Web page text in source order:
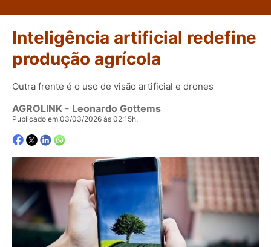
Inteligência artificial redefine
produção agrícola
Outra frente é o uso de visão artificial e drones
AGROLINK - Leonardo Gottems
Publicado em 03/03/2026 às 02:15h.